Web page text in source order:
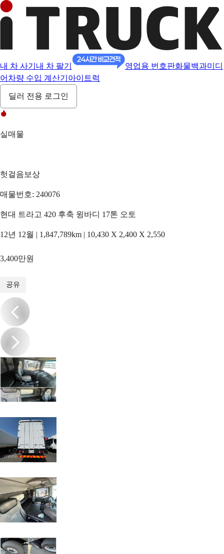
내 차 사기 내 차 팔기 영업용 번호판화물백과미디
어 차량 수입 계산기 아이트럭
딜러 전용 로그인
실매물
헛걸음보상
매물번호: 240076
현대 트라고 420 후축 윙바디 17톤 오토
12년 12월 | 1,847,789km | 10,430 X 2,400 X 2,550
3,400만원
공유
/11